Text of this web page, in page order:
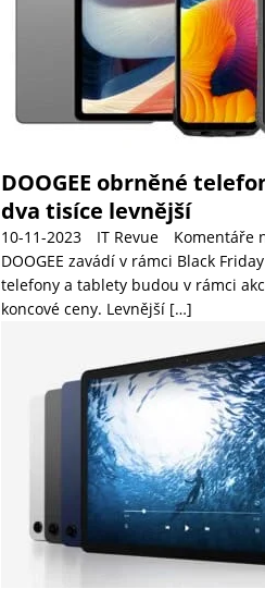
DOOGEE obrněné
dva tisíce levnější
10-11-2023 IT Revue
Komentáře
DOOGEE zavádí v rámci Black
telefony a tablety budou v rámci
koncové ceny. Levnější […]